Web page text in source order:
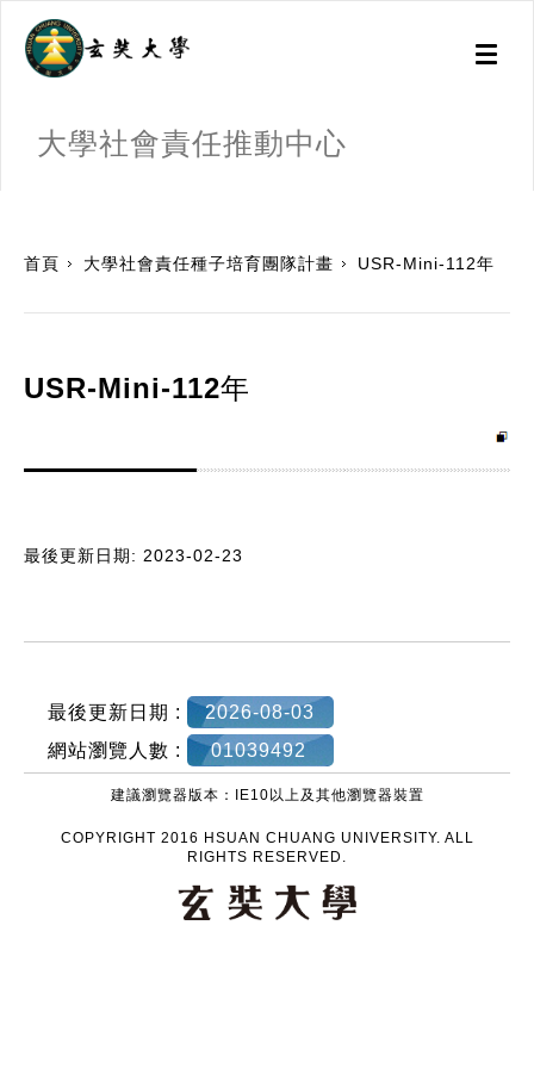
Toggle
大學社會責任推動中心
首頁 大學社會責任種子培育團隊計畫 USR-Mini-112年
USR-Mini-112年
最後更新日期: 2023-02-23
最後更新日期 :
2026-08-03
網站瀏覽人數 :
01039492
建議瀏覽器版本：IE10以上及其他瀏覽器裝置
COPYRIGHT 2016 HSUAN CHUANG UNIVERSITY. ALL
RIGHTS RESERVED.